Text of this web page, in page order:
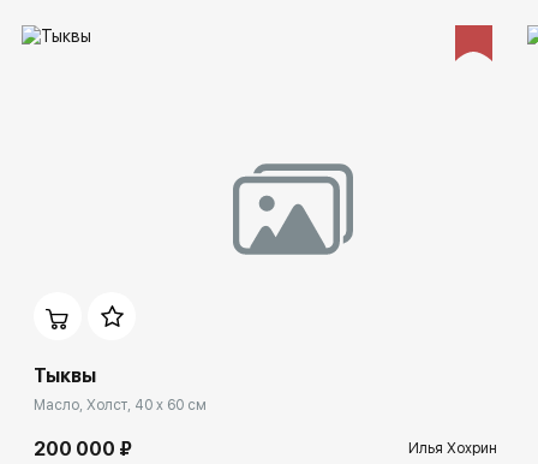
Тыквы
Масло, Холст, 40 x 60 см
200 000 ₽ Илья Хохрин